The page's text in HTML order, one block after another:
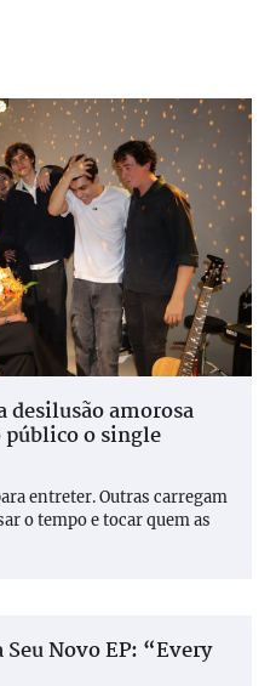
desilusão amorosa
público o single
entreter. Outras carregam
o tempo e tocar quem as
Novo EP: “Every